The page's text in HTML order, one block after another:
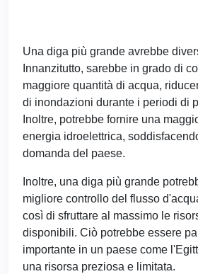
Una diga più grande avrebbe
Innanzitutto, sarebbe in grado di
maggiore quantità di acqua,
di inondazioni durante i periodi di
Inoltre, potrebbe fornire una
energia idroelettrica,
domanda del paese.
Inoltre, una diga più grande
migliore controllo del flusso
così di sfruttare al massimo le
disponibili. Ciò potrebbe essere
importante in un paese come
una risorsa preziosa e limitata.